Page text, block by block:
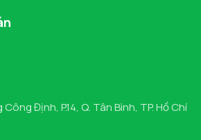
Định, P.14, Q. Tân Bình, TP. Hồ Chí